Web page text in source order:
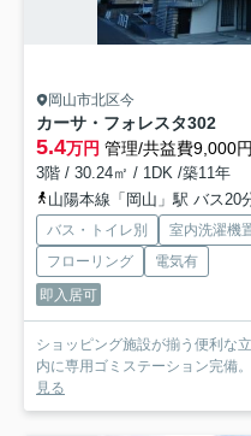
岡山市北区今
カーサ・フォレスタ302
5.4万円 管理/共益費9,000円
3階 / 30.24㎡ / 1DK /築11年
山陽本線「岡山」駅 バス20
バス・トイレ別 室内洗濯機
フローリング
電気有
即入居可
ショッピング施設が揃う便利な
内に専用ゴミステーション完備
見る